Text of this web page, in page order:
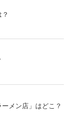
メン店」はどこ？